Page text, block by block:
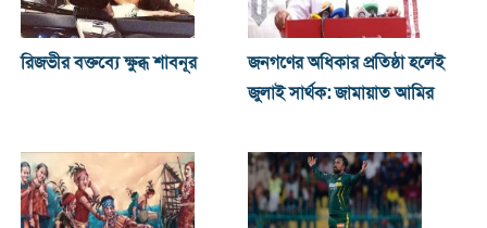
রিজভীর বক্তব্যে ক্ষুব্ধ শাবনূর
জনগণের অধিকার প্রতিষ্ঠা হলেই
জুলাই সার্থক: জামায়াত আমির